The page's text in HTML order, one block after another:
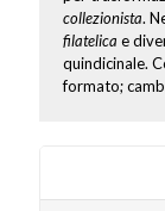
collezionista.
filatelica e
quindicinale.
formato;